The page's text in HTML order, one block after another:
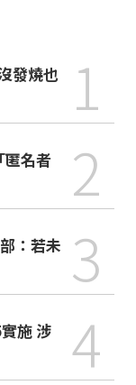
1
匿名者
2
：若未 3
施 涉
4